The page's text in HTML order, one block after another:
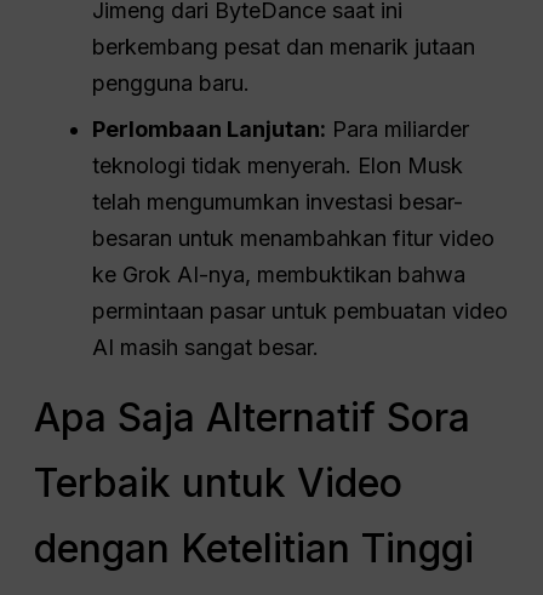
Jimeng dari ByteDance saat ini
berkembang pesat dan menarik jutaan
pengguna baru.
Perlombaan Lanjutan: Para miliarder
teknologi tidak menyerah. Elon Musk
telah mengumumkan investasi besar-
besaran untuk menambahkan fitur video
ke Grok AI-nya, membuktikan bahwa
permintaan pasar untuk pembuatan video
AI masih sangat besar.
Apa Saja Alternatif Sora
Terbaik untuk Video
dengan Ketelitian Tinggi